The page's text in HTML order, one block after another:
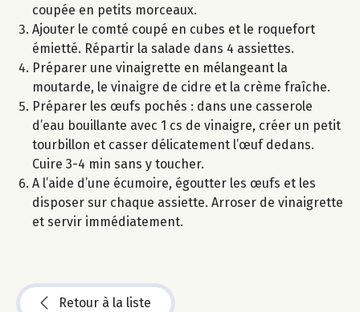
coupée en petits morceaux.
Ajouter le comté coupé en cubes et le roquefort
émietté. Répartir la salade dans 4 assiettes.
Préparer une vinaigrette en mélangeant la
moutarde, le vinaigre de cidre et la crème fraîche.
Préparer les œufs pochés : dans une casserole
d’eau bouillante avec 1 cs de vinaigre, créer un petit
tourbillon et casser délicatement l’œuf dedans.
Cuire 3-4 min sans y toucher.
A l’aide d’une écumoire, égoutter les œufs et les
disposer sur chaque assiette. Arroser de vinaigrette
et servir immédiatement.
Retour à la liste